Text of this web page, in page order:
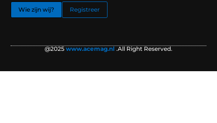
Wie zijn wij? Registreer
@2025www.acemag.nl .All Right Reserved.